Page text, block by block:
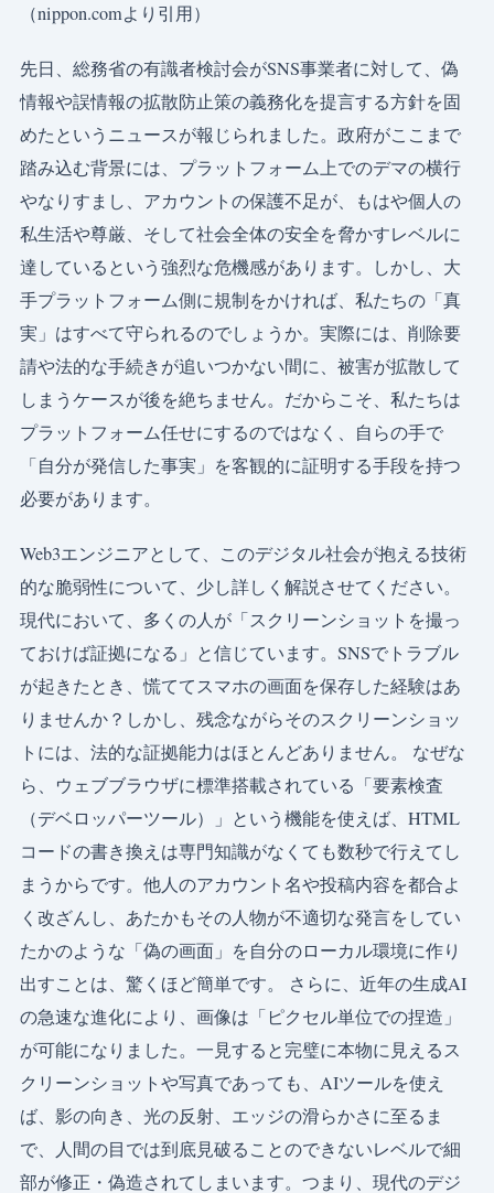
（nippon.comより引用）
先日、総務省の有識者検討会がSNS事業者に対して、偽
情報や誤情報の拡散防止策の義務化を提言する方針を固
めたというニュースが報じられました。政府がここまで
踏み込む背景には、プラットフォーム上でのデマの横行
やなりすまし、アカウントの保護不足が、もはや個人の
私生活や尊厳、そして社会全体の安全を脅かすレベルに
達しているという強烈な危機感があります。しかし、大
手プラットフォーム側に規制をかければ、私たちの「真
実」はすべて守られるのでしょうか。実際には、削除要
請や法的な手続きが追いつかない間に、被害が拡散して
しまうケースが後を絶ちません。だからこそ、私たちは
プラットフォーム任せにするのではなく、自らの手で
「自分が発信した事実」を客観的に証明する手段を持つ
必要があります。
Web3エンジニアとして、このデジタル社会が抱える技術
的な脆弱性について、少し詳しく解説させてください。
現代において、多くの人が「スクリーンショットを撮っ
ておけば証拠になる」と信じています。SNSでトラブル
が起きたとき、慌ててスマホの画面を保存した経験はあ
りませんか？しかし、残念ながらそのスクリーンショッ
トには、法的な証拠能力はほとんどありません。 なぜな
ら、ウェブブラウザに標準搭載されている「要素検査
（デベロッパーツール）」という機能を使えば、HTML
コードの書き換えは専門知識がなくても数秒で行えてし
まうからです。他人のアカウント名や投稿内容を都合よ
く改ざんし、あたかもその人物が不適切な発言をしてい
たかのような「偽の画面」を自分のローカル環境に作り
出すことは、驚くほど簡単です。 さらに、近年の生成AI
の急速な進化により、画像は「ピクセル単位での捏造」
が可能になりました。一見すると完璧に本物に見えるス
クリーンショットや写真であっても、AIツールを使え
ば、影の向き、光の反射、エッジの滑らかさに至るま
で、人間の目では到底見破ることのできないレベルで細
部が修正・偽造されてしまいます。つまり、現代のデジ